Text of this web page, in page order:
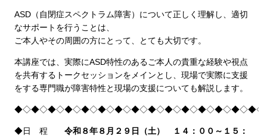
ASD（自閉症スペクトラム障害）について正しく理解し、適切
なサポートを行うことは、
ご本人やその周囲の方にとって、とても大切です。
本講座では、実際にASD特性のあるご本人の貴重な経験や視点
を共有するトークセッションをメインとし、現場で実際に支援
をする専門職が障害特性と現場の支援についても解説します。
◆日 程 令和８年８月２９ 日（土） １４：００～１５：